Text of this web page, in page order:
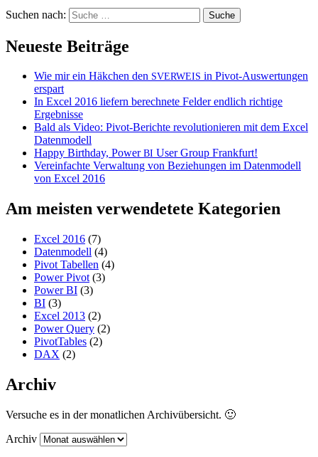
Suchen nach:
Neueste Beiträge
Wie mir ein Häkchen den SVERWEIS in Pivot-Auswertungen
erspart
In Excel 2016 liefern berechnete Felder endlich richtige
Ergebnisse
Bald als Video: Pivot-Berichte revolutionieren mit dem Excel
Datenmodell
Happy Birthday, PowerBI User Group Frankfurt!
Vereinfachte Verwaltung von Beziehungen im Datenmodell
von Excel 2016
Am meisten verwendetete Kategorien
Excel 2016 (7)
Datenmodell (4)
Pivot Tabellen (4)
Power Pivot (3)
Power BI (3)
BI (3)
Excel 2013 (2)
Power Query (2)
PivotTables (2)
DAX (2)
Archiv
Versuche es in der monatlichen Archivübersicht. 🙂
Archiv